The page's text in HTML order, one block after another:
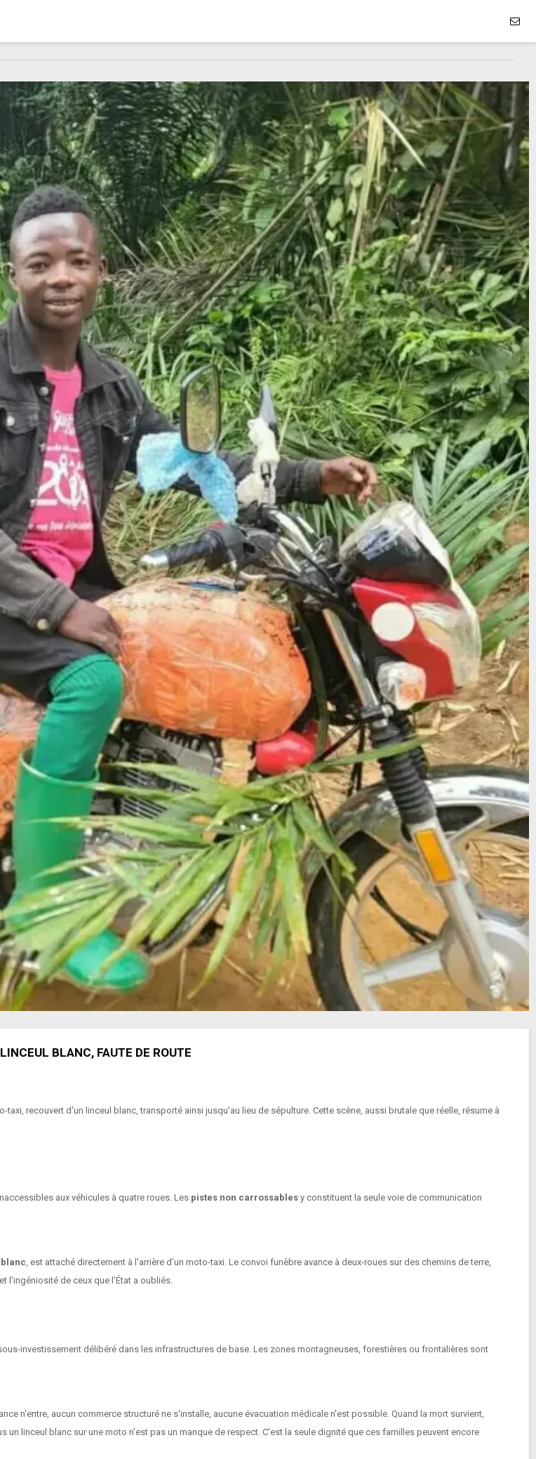
BLANC, FAUTE DE ROUTE
recouvert d'un linceul blanc, transporté ainsi jusqu'au lieu de sépulture. Cette scène, aussi brutale que réelle, résume à
aux véhicules à quatre roues. Les pistes non carrossables y constituent la seule voie de communication
, est attaché directement à l'arrière d'un moto-taxi. Le convoi funèbre avance à deux-roues sur des chemins de terre,
l'ingéniosité de ceux que l'État a oubliés.
investissement délibéré dans les infrastructures de base. Les zones montagneuses, forestières ou frontalières sont
n'entre, aucun commerce structuré ne s'installe, aucune évacuation médicale n'est possible. Quand la mort survient,
linceul blanc sur une moto n'est pas un manque de respect. C'est la seule dignité que ces familles peuvent encore